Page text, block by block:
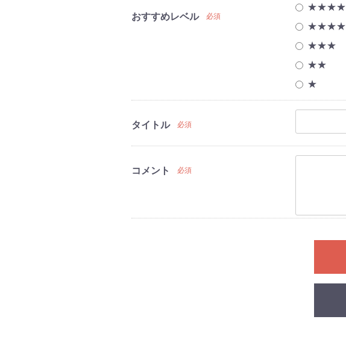
おすすめレベル 必須
★★★★
★★★
★★
★
タイトル 必須
コメント 必須